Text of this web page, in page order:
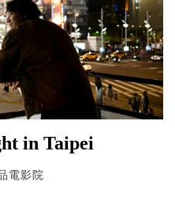
in Taipei
電影院